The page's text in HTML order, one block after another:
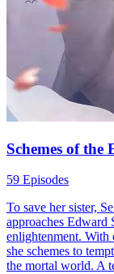
Schemes of the
59 Episodes
To save her sister,
approaches Edward
enlightenment.
she schemes to
the mortal world. A